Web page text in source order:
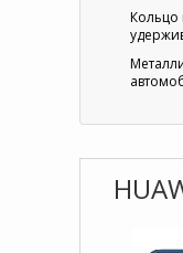
Кольцо